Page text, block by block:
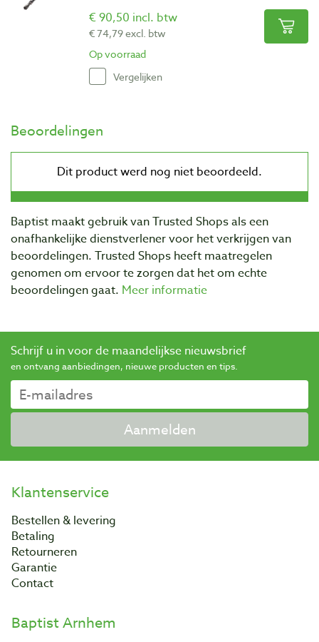
€ 90,50 incl. btw
€ 74,79 excl. btw
Op voorraad
Vergelijken
Beoordelingen
Baptist maakt gebruik van Trusted Shops als een
onafhankelijke dienstverlener voor het verkrijgen van
beoordelingen. Trusted Shops heeft maatregelen
genomen om ervoor te zorgen dat het om echte
beoordelingen gaat. Meer informatie
Schrijf u in voor de maandelijkse nieuwsbrief
en ontvang aanbiedingen, nieuwe producten en tips.
Aanmelden
Klantenservice
Bestellen & levering
Betaling
Retourneren
Garantie
Contact
Baptist Arnhem